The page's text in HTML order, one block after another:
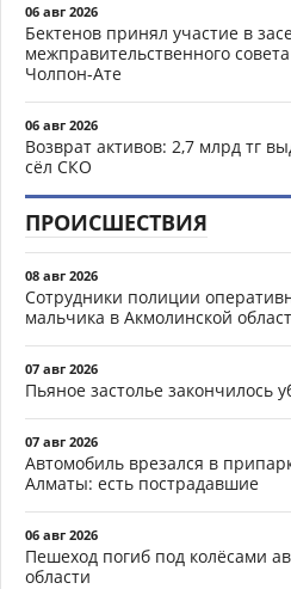
06 авг 2026
Бектенов принял участие в
межправительственного
Чолпон-Ате
06 авг 2026
Возврат активов: 2,7 млрд тг
сёл СКО
ПРОИСШЕСТВИЯ
08 авг 2026
Сотрудники полиции
мальчика в Акмолинской
07 авг 2026
Пьяное застолье закончилось
07 авг 2026
Автомобиль врезался в
Алматы: есть пострадавшие
06 авг 2026
Пешеход погиб под колёсами
области